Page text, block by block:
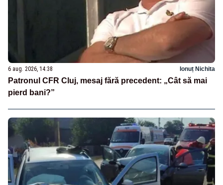
6 aug. 2026, 14:38 Ionuț Nichita
Patronul CFR Cluj, mesaj fără precedent: „Cât să mai
pierd bani?”